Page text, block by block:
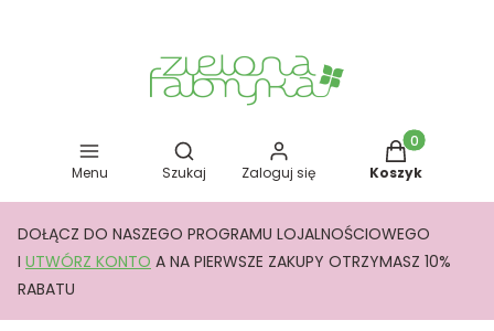
Menu
Otwórz wyszukiwarkę
Szukaj Zaloguj się
Produkty w
Koszyk
DOŁĄCZ DO NASZEGO PROGRAMU LOJALNOŚCIOWEGO
I UTWÓRZ KONTO A NA PIERWSZE ZAKUPY OTRZYMASZ 10%
RABATU